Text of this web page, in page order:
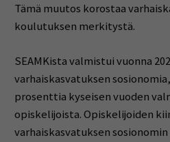
Tämä muutos korostaa
koulutuksen merkitystä.
SEAMKista valmistui vuonna
varhaiskasvatuksen
prosenttia kyseisen vuoden
opiskelijoista. Opiskelijoiden
varhaiskasvatuksen